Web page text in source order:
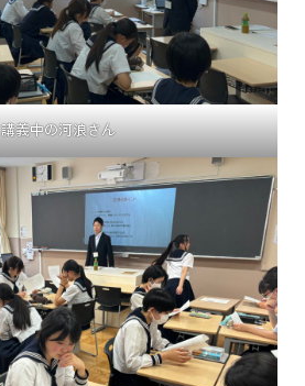
講義中の河浪さん